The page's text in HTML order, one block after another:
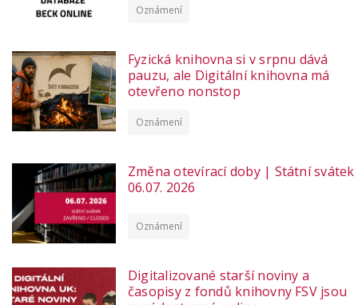
Oznámení
Fyzická knihovna si v srpnu dává
pauzu, ale Digitální knihovna má
otevřeno nonstop
Oznámení
Změna otevírací doby | Státní svátek
06.07. 2026
Oznámení
Digitalizované starší noviny a
časopisy z fondů knihovny FSV jsou